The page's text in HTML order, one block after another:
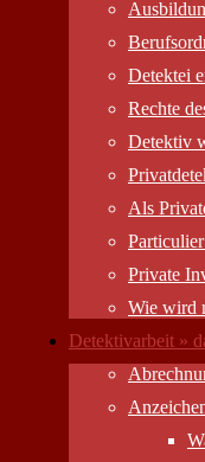
Detektei
Rechte
Detektiv
Als
Private
Wie wird
Detektivarbeit »